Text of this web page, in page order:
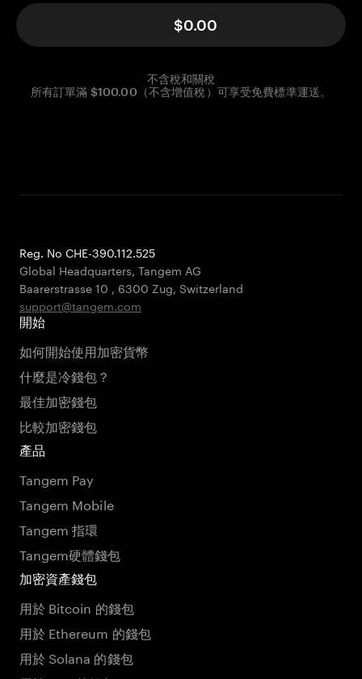
$0.00
不含稅和關稅
所有訂單滿 $100.00（不含增值稅）可享受免費標準運送。
Reg. No CHE-390.112.525
Global Headquarters, Tangem AG
Baarerstrasse 10 , 6300 Zug, Switzerland
support@tangem.com
開始
如何開始使用加密貨幣
什麼是冷錢包？
最佳加密錢包
比較加密錢包
產品
Tangem Pay
Tangem Mobile
Tangem 指環
Tangem硬體錢包
加密資產錢包
用於 Bitcoin 的錢包
用於 Ethereum 的錢包
用於 Solana 的錢包